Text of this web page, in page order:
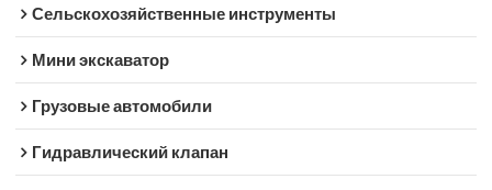
Сельскохозяйственные инструменты
Мини экскаватор
Грузовые автомобили
Гидравлический клапан